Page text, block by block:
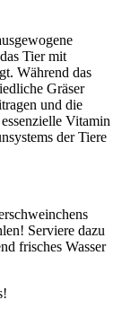
Tier mit
Während das
Gräser
und die
Vitamin
der Tiere
Serviere dazu
frisches Wasser